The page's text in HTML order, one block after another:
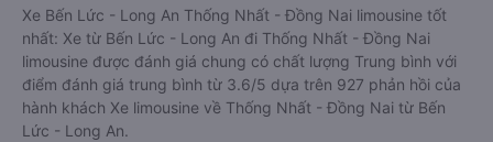
Xe Bến Lức - Long An Thống Nhất - Đồng Nai limousine tốt
nhất: Xe từ Bến Lức - Long An đi Thống Nhất - Đồng Nai
limousine được đánh giá chung có chất lượng Trung bình với
điểm đánh giá trung bình từ 3.6/5 dựa trên 927 phản hồi của
hành khách Xe limousine về Thống Nhất - Đồng Nai từ Bến
Lức - Long An.